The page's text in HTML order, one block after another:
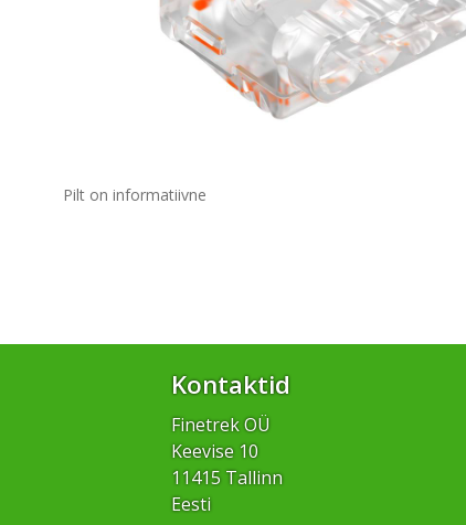
Pilt on informatiivne
Kontaktid
Finetrek OÜ
Keevise 10
11415 Tallinn
Eesti